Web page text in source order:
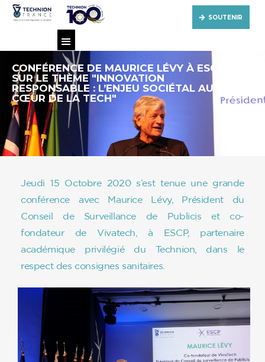
SOUTENIR
CONFÉRENCE DE MAURICE LÉVY À ESCP
SUR LE THÈME "INNOVATION
RESPONSABLE : L’ENJEU SOCIÉTAL AU
CŒUR DE LA TECH"
Jeudi 15 Octobre 2020 s’est tenue une grande
conférence avec Maurice Lévy, Président du
Conseil de Surveillance de Publicis et co-
fondateur de Vivatech, à ESCP, partenaire
académique privilégié du Technion, dans le
respect des consignes sanitaires.